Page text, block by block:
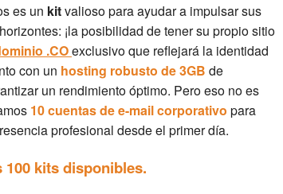
es un kitvalioso para ayudar a impulsar sus
¡la posibilidad de tener su propio sitio
.COexclusivo que reflejará la identidad
con un hosting robusto de 3GB de
un rendimiento óptimo. Pero eso no es
10 cuentas de e-mail corporativo para
profesional desde el primer día.
kits disponibles.